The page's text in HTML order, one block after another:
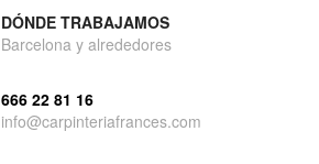
DÓNDE TRABAJAMOS
Barcelona y alrededores
666 22 81 16
info@carpinteriafrances.com